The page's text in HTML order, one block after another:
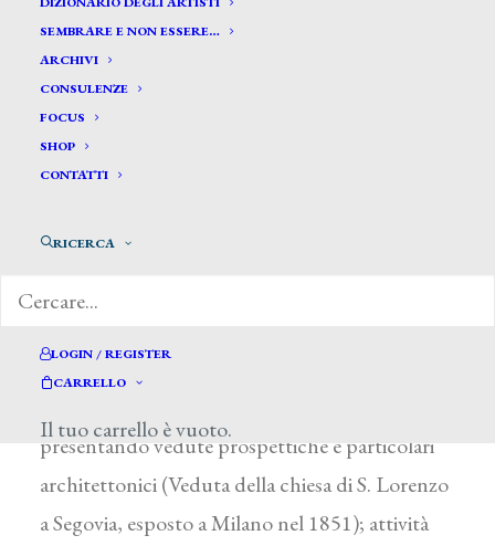
SEMBRARE E NON ESSERE…
ARCHIVI
CONSULENZE
FOCUS
SHOP
CONTATTI
RICERCA
LOGIN / REGISTER
CARRELLO
Il tuo carrello è vuoto.
Brocca Giovanni*
BROCCA GIOVANNI
Allievo dal 1824 di D. Moglia e F. Durelli presso
L’artista viaggiò in Italia e in Europa e, fra il 1830
presentando vedute prospettiche e particolari
architettonici (Veduta della chiesa di S. Lorenzo
a Segovia, esposto a Milano nel 1851); attività